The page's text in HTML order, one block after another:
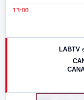
13:00
17:00
LABTV